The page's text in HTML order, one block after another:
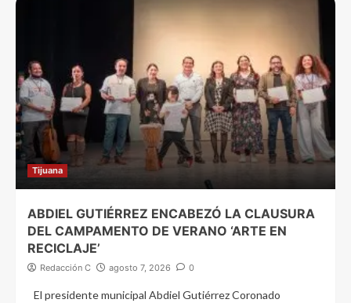
Tijuana
ABDIEL GUTIÉRREZ ENCABEZÓ LA CLAUSURA
DEL CAMPAMENTO DE VERANO ‘ARTE EN
RECICLAJE’
Redacción C agosto 7, 2026 0
El presidente municipal Abdiel Gutiérrez Coronado